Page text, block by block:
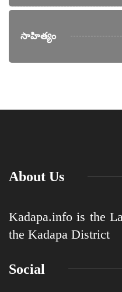
సాహిత్యం
About Us
Kadapa.info is the
the Kadapa District
Social